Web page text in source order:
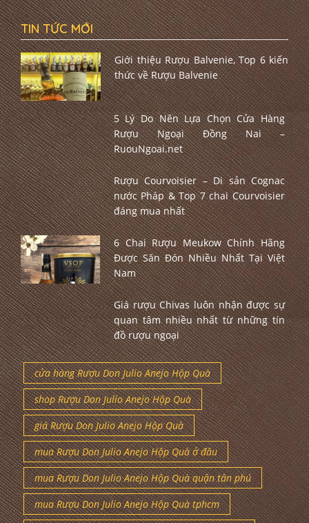
TIN TỨC MỚI
Giới thiệu Rượu Balvenie, Top 6 kiến
thức về Rượu Balvenie
5 Lý Do Nên Lựa Chọn Cửa Hàng
Rượu Ngoại Đồng Nai –
RuouNgoai.net
Rượu Courvoisier – Di sản Cognac
nước Pháp & Top 7 chai Courvoisier
đáng mua nhất
6 Chai Rượu Meukow Chính Hãng
Được Săn Đón Nhiều Nhất Tại Việt
Nam
Giá rượu Chivas luôn nhận được sự
quan tâm nhiều nhất từ những tín
đồ rượu ngoại
cửa hàng Rượu Don Julio Anejo Hộp Quà
shop Rượu Don Julio Anejo Hộp Quà
giá Rượu Don Julio Anejo Hộp Quà
mua Rượu Don Julio Anejo Hộp Quà ở đâu
mua Rượu Don Julio Anejo Hộp Quà quận tân phú
mua Rượu Don Julio Anejo Hộp Quà tphcm